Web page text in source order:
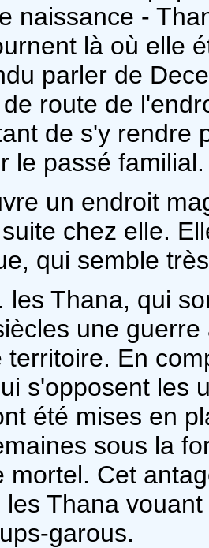
naissance -
là où elle
parler de
route de
de s'y rendre
le passé familial.
un endroit
chez elle.
qui semble
les Thana, qui
une
territoire. En
s'opposent les
été mises en
sous la
mortel. Cet
Thana
garous.